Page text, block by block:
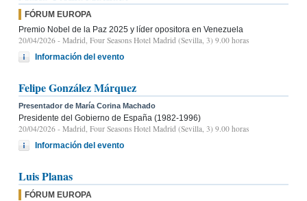
FÓRUM EUROPA
Premio Nobel de la Paz 2025 y líder opositora en Venezuela
20/04/2026 - Madrid, Four Seasons Hotel Madrid (Sevilla, 3) 9.00 horas
Información del evento
Felipe González Márquez
Presentador de María Corina Machado
Presidente del Gobierno de España (1982-1996)
20/04/2026 - Madrid, Four Seasons Hotel Madrid (Sevilla, 3) 9.00 horas
Información del evento
Luis Planas
FÓRUM EUROPA